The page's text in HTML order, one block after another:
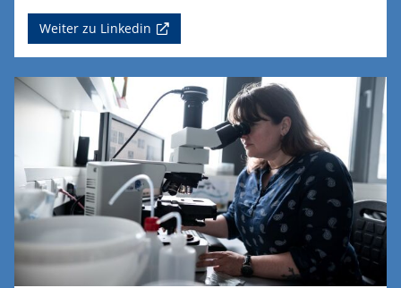
Weiter zu Linkedin